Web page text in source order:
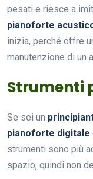
pesati e riesce a
pianoforte
inizia, perché offre
manutenzione di un
Strumenti
Se sei un
pianoforte digitale
strumenti sono più
spazio, quindi non